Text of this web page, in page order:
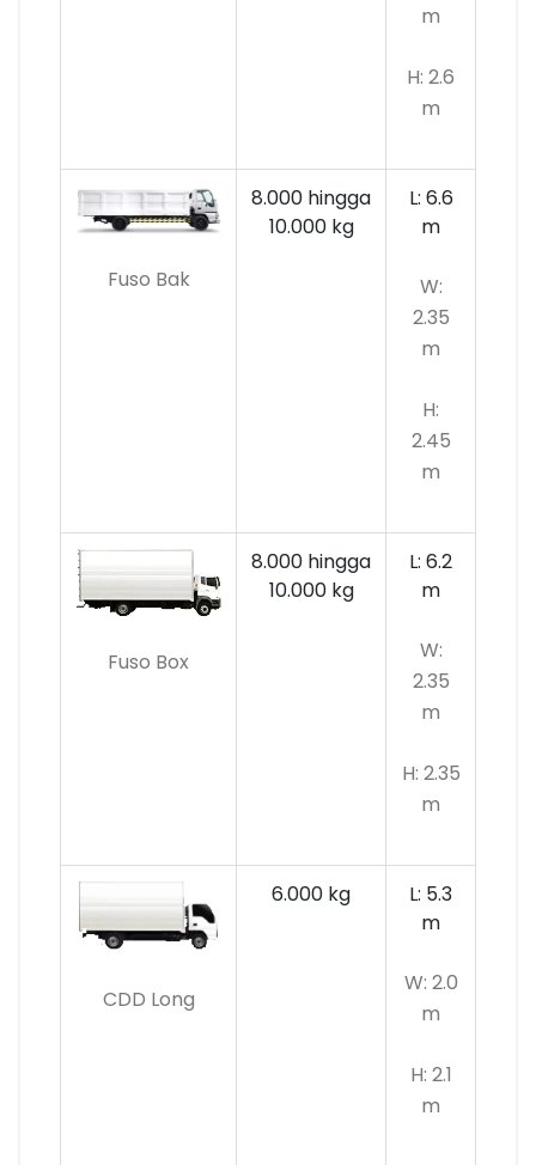
m
H: 2.6
m
Fuso Bak
8.000 hingga
10.000kg
L: 6.6
m
W:
2.35
m
H:
2.45
m
Fuso Box
8.000 hingga
10.000 kg
L: 6.2
m
W:
2.35
m
H: 2.35
m
CDD Long
6.000 kg
L: 5.3
m
W: 2.0
m
H: 2.1
m